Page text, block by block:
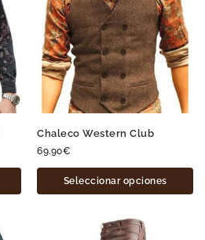
Chaleco Western Club
69.90€
Seleccionar opciones